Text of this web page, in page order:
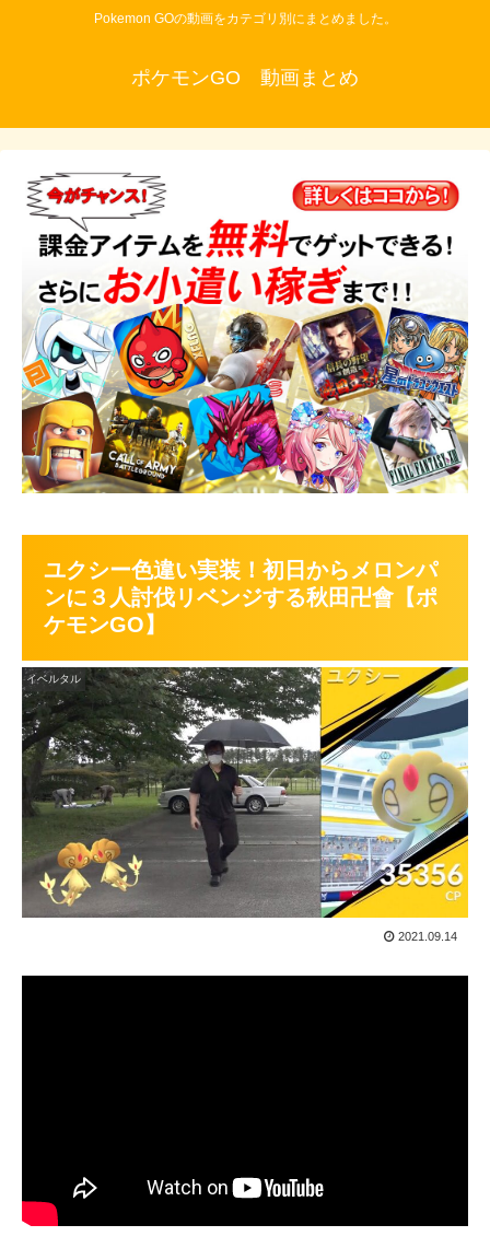
Pokemon GOの動画をカテゴリ別にまとめました。
ポケモンGO 動画まとめ
ユクシー色違い実装！初日からメロンパ
ンに３人討伐リベンジする秋田卍會【ポ
ケモンGO】
イベルタル
2021.09.14